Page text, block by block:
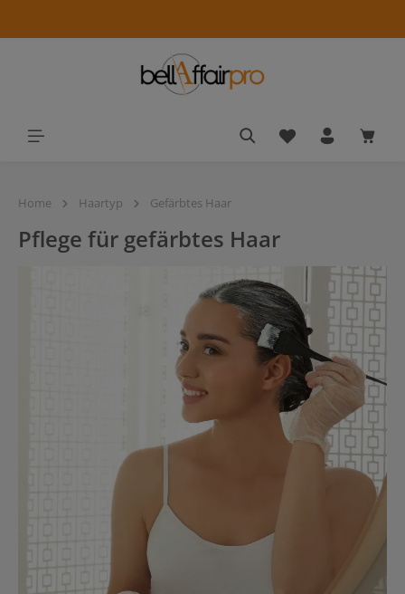
Du hast 0
Home Haartyp Gefärbtes Haar
Pflege für gefärbtes Haar